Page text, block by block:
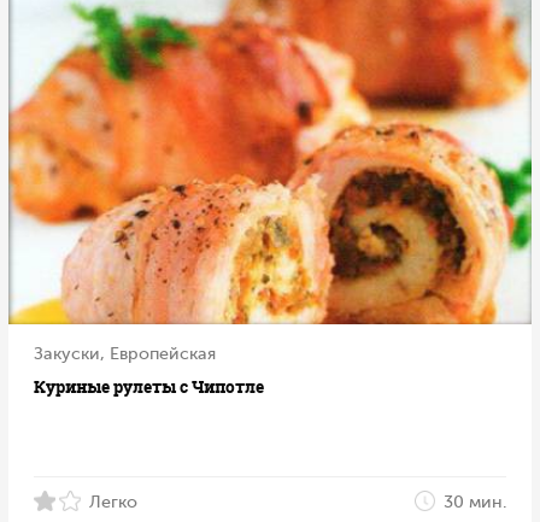
Закуски, Европейская
Куриные рулеты с Чипотле
Легко 30 мин.